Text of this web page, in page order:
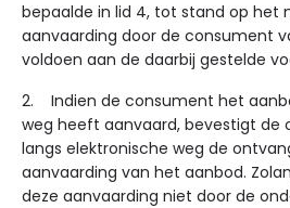
bepaalde in lid 4, tot stand op het
aanvaarding door de consument
voldoen aan de daarbij gestelde
2. Indien de consument het
weg heeft aanvaard, bevestigt de
langs elektronische weg de
aanvaarding van het aanbod.
deze aanvaarding niet door de